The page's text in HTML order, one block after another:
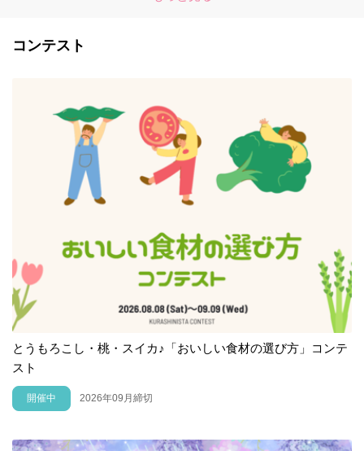
コンテスト
とうもろこし・桃・スイカ♪「おいしい食材の選び方」コンテ
スト
開催中 2026年09月締切